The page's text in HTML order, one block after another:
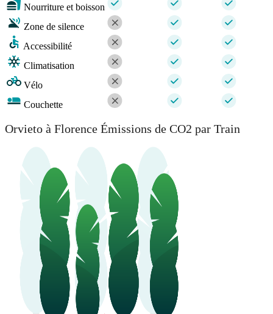
Nourriture et boisson
Zone de silence
Accessibilité
Climatisation
Vélo
Couchette
Orvieto à Florence Émissions de CO2 par Train